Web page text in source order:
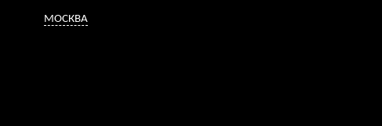
МОСКВА